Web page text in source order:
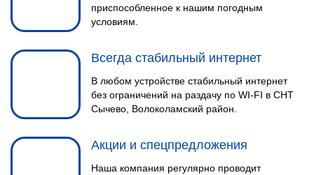
приспособленное к нашим погодным
условиям.
Всегда стабильный интернет
В любом устройстве стабильный интернет
без ограничений на раздачу по WI-FI в СНТ
Сычево, Волоколамский район.
Акции и спецпредложения
Наша компания регулярно проводит